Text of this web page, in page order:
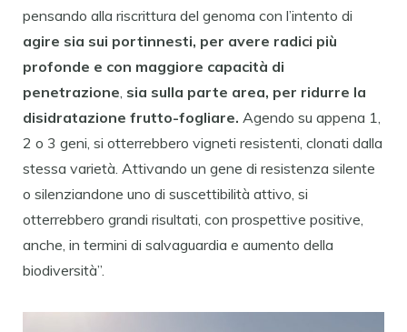
pensando alla riscrittura del genoma con l’intento di
agire sia sui portinnesti, per avere radici più
profonde e con maggiore capacità di
penetrazione sia sulla parte area, per ridurre la
disidratazione frutto-fogliare. Agendo su appena 1,
2 o 3 geni, si otterrebbero vigneti resistenti, clonati dalla
stessa varietà. Attivando un gene di resistenza silente
o silenziandone uno di suscettibilità attivo, si
otterrebbero grandi risultati, con prospettive positive,
anche, in termini di salvaguardia e aumento della
biodiversità”.